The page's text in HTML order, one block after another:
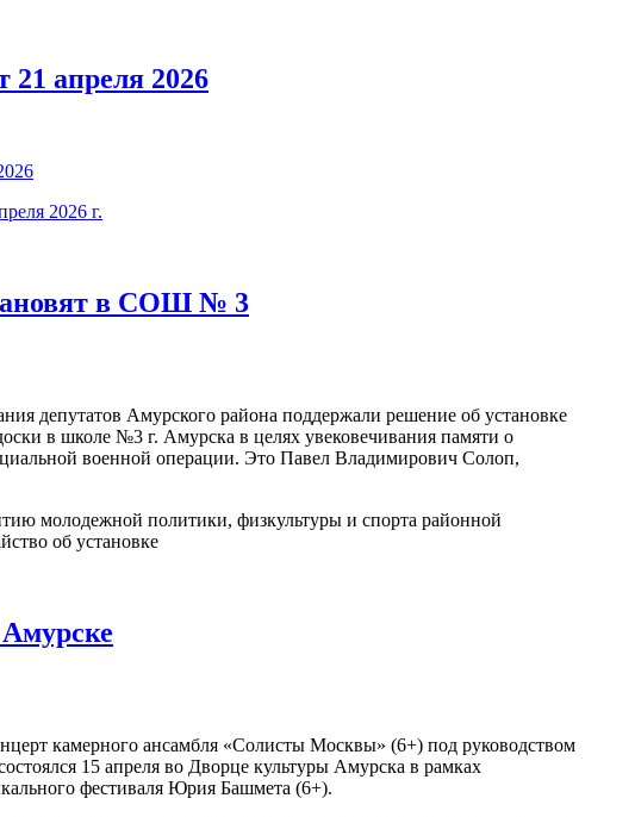
апреля 2026
2026 г.
в СОШ № 3
депутатов Амурского района поддержали решение об установке
в школе №3 г. Амурска в целях увековечивания памяти о
военной операции. Это Павел Владимирович Солоп,
молодежной политики, физкультуры и спорта районной
об установке
камерного ансамбля «Солисты Москвы» (6+) под руководством
15 апреля во Дворце культуры Амурска в рамках
фестиваля Юрия Башмета (6+).